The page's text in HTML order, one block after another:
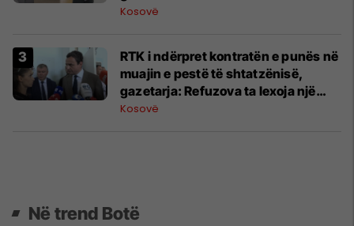
Kosovë
RTK i ndërpret kontratën e punës në
muajin e pestë të shtatzënisë,
gazetarja: Refuzova ta lexoja një
tekst për Dimal Bashën
Kosovë
Në trend Botë